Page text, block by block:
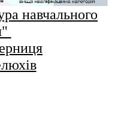
навчального